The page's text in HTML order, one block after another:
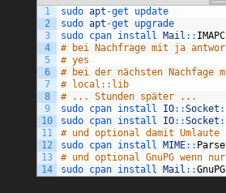
1
2
3
4
5
6
7
8
9
10
11
12
13
14
sudo apt -get update
sudo apt -get upgrade
sudo cpan install Mail ::
# bei Nachfrage mit ja
# yes
# bei der nächsten Nachfage
# local::lib
# ... Stunden später ...
sudo cpan install IO::Socket
sudo cpan install IO::Socket
# und optional damit Umlaute
sudo cpan install MIME::
# und optional GnuPG wenn
sudo cpan install Mail ::GnuPG